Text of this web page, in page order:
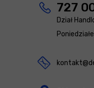
727
Dział